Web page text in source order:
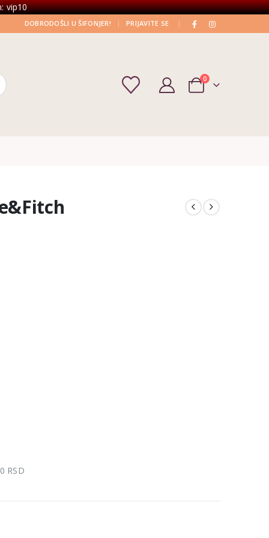
vip10
DOBRODOŠLI U ŠIFONJER! | PRIJAVITE SE |
0
RSD